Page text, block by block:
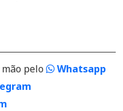
pelo
Whatsapp